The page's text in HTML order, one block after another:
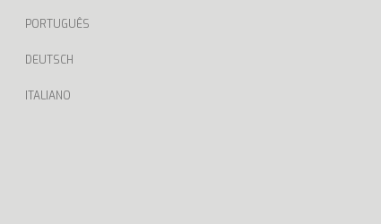
PORTUGUÊS
DEUTSCH
ITALIANO